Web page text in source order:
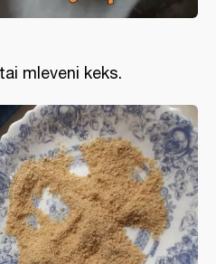
mleveni keks.